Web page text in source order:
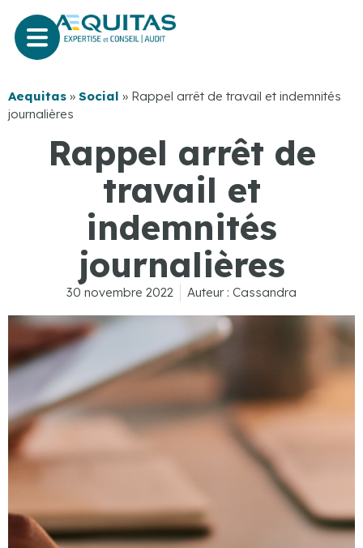
Aequitas » Social » Rappel arrêt de travail et indemnités
journalières
Rappel arrêt de
travail et
indemnités
journalières
30 novembre 2022 Auteur : Cassandra